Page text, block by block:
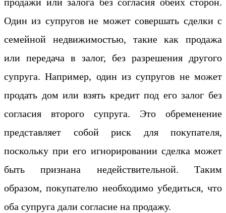
Один из супругов не может совершать сделки с
семейной недвижимостью, такие как продажа
или передача в залог, без разрешения другого
супруга. Например, один из супругов не может
продать дом или взять кредит под его залог без
согласия второго супруга. Это обременение
представляет собой риск для покупателя,
поскольку при его игнорировании сделка может
быть признана недействительной. Таким
образом, покупателю необходимо убедиться, что
оба супруга дали согласие на продажу.